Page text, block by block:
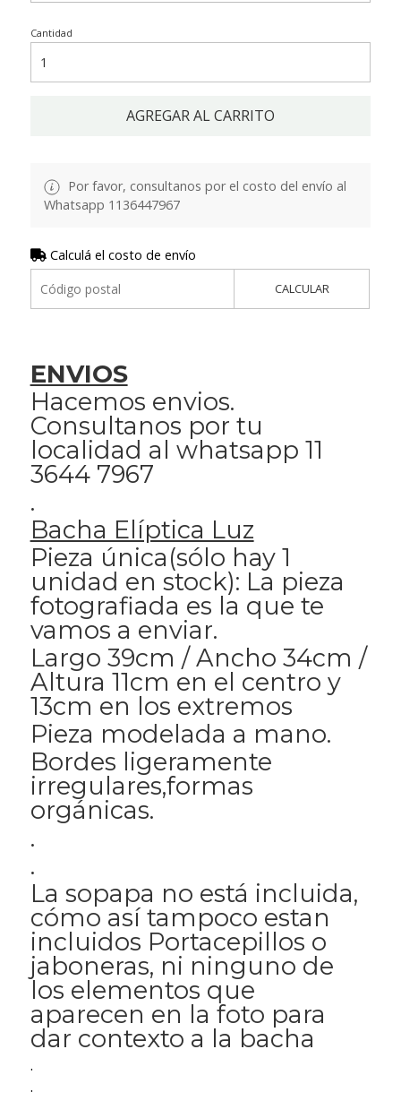
Cantidad
AGREGAR AL CARRITO
Por favor, consultanos por el costo del envío al
Whatsapp 1136447967
Calculá el costo de envío
CALCULAR
ENVIOS
Hacemos envios.
Consultanos por tu
localidad al whatsapp 11
3644 7967
.
Bacha Elíptica Luz
Pieza única(sólo hay 1
unidad en stock): La pieza
fotografiada es la que te
vamos a enviar.
Largo 39cm / Ancho 34cm /
Altura 11cm en el centro y
13cm en los extremos
Pieza modelada a mano.
Bordes ligeramente
irregulares,formas
orgánicas.
.
.
La sopapa no está incluida,
cómo así tampoco estan
incluidos Portacepillos o
jaboneras, ni ninguno de
los elementos que
aparecen en la foto para
dar contexto a la bacha
.
.